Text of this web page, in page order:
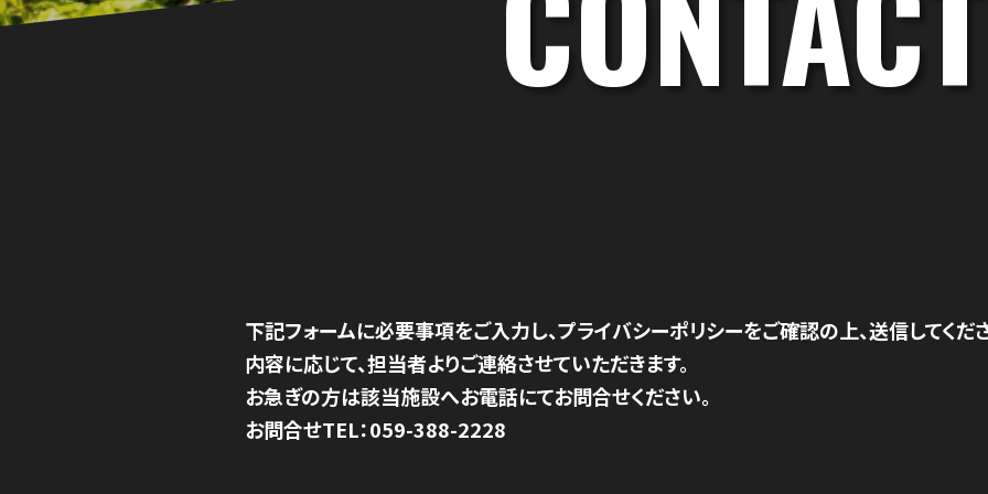
下記フォームに必要事項をご入力し、プライバシーポリシーをご確認の上、送信してくだ
内容に応じて、担当者よりご連絡させていただきます。
お急ぎの方は該当施設へお電話にてお問合せください。
お問合せTEL：059-388-2228